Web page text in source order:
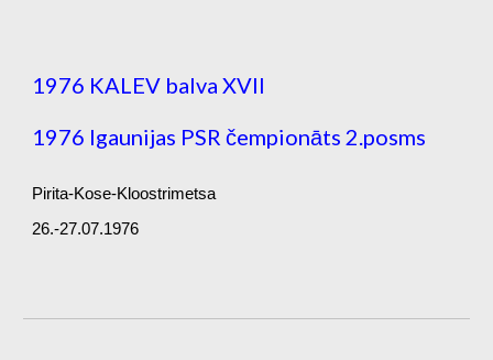
1976 KALEV balva XVII
1976 Igaunijas PSR čempionāts 2.posms
Pirita-Kose-Kloostrimetsa
26.-27.07.1976